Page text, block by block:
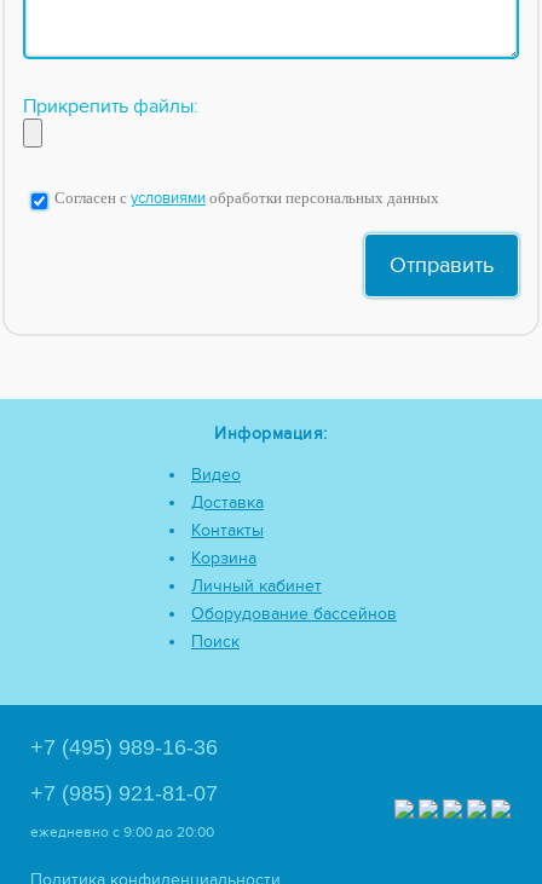
Прикрепить файлы:
Согласен с условиями обработки персональных данных
Информация:
Видео
Доставка
Контакты
Корзина
Личный кабинет
Оборудование бассейнов
Поиск
+7 (495) 989-16-36
+7 (985) 921-81-07
ежедневно с 9:00 до 20:00
Политика конфиденциальности